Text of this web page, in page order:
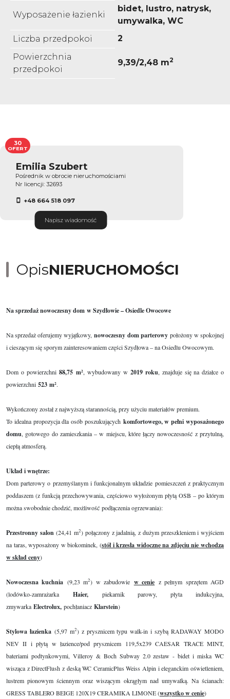
Wyposażenie łazienki
bidet, lustro, natrysk,
umywalka, WC
Liczba przedpokoi
2
Powierzchnia
przedpokoi
9,39/2,48 m2
Emilia Szubert
Pośrednik w obrocie nieruchomościami
Nr licencji: 32693
+48 664 518 097
Napisz wiadomość
30
OFERT
OpisNIERUCHOMOŚCI
Na sprzedaż nowoczesny dom w Szydłowie – Osiedle Owocowe
Na sprzedaż oferujemy wyjątkowy,nowoczesny dom parterowypołożony w spokojnej
i cieszącym się sporym zainteresowaniem części Szydłowa – na Osiedlu Owocowym.
Dom o powierzchni88,75 m², wybudowany w 2019 roku, znajduje się na działce o
powierzchni 523 m².
Wykończony został z najwyższą starannością, przy użyciu materiałów premium.
To idealna propozycja dla osób poszukujących komfortowego, w pełni wyposażonego
domu, gotowego do zamieszkania – w miejscu, które łączy nowoczesność z przytulną,
ciepłą atmosferą.
Układ i wnętrze:
Dom parterowy o przemyślanym i funkcjonalnym układzie pomieszczeń z praktycznym
poddaszem (z funkcją przechowywania, częściowo wyłożonym płytą OSB – po którym
można swobodnie chodzić, możliwość podłączenia ogrzewania):
Przestronny salon (24,41 m2) połączony z jadalnią, z dużym przeszkleniem i wyjściem
na taras, wyposażony w biokominek, (stół i krzesła widoczne na zdjęciu nie wchodzą
w skład ceny)
Nowoczesna kuchnia (9,23 m2) w zabudowie w cenie z pełnym sprzętem AGD
(lodówko-zamrażarkaHaier, piekarnik parowy, płyta indukcyjna,
zmywarkaElectrolux, pochłaniacz Klarstein)
Stylowa łazienka(5,97 m2) z prysznicem typu walk-in i szybą RADAWAY MODO
NEV II i płytą w łazience/pod prysznicem 119,5x239 CAESAR TRACE MINT,
bateriami podtynkowymi, Villeroy & Boch Subway 2.0 zestaw - bidet i miska WC
wisząca z DirectFlush z deską WC CeramicPlus Weiss Alpin i eleganckim oświetleniem,
lustrem pionowym ściennym oraz wiszącym okrągłym nad umywalką. Na ścianach:
GRESS TABLERO BEIGE 120X19 CERAMIKA LIMONE (wszystko w cenie)